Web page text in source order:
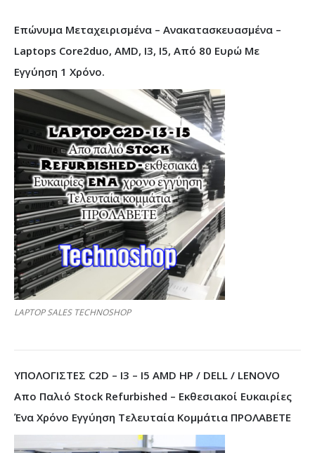
Επώνυμα Μεταχειρισμένα – Ανακατασκευασμένα –
Laptops Core2duo, AMD, I3, I5, Από 80 Ευρώ Με
Εγγύηση 1 Χρόνο.
LAPTOP SALES TECHNOSHOP
ΥΠΟΛΟΓΙΣΤΕΣ C2D – I3 – I5 AMD HP / DELL / LENOVO
Απο Παλιό Stock Refurbished – Εκθεσιακοί Ευκαιρίες
Ένα Χρόνο Εγγύηση Τελευταία Κομμάτια ΠΡΟΛΑΒΕΤΕ